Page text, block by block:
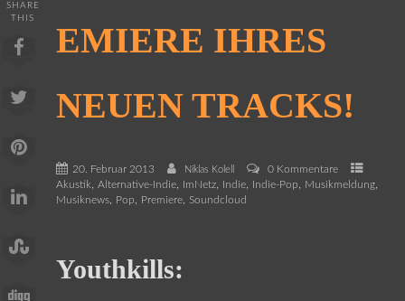
EMIERE IHRES
NEUEN TRACKS!
20. Februar 2013 Niklas Kolell
0 Kommentare
Akustik, Alternative-Indie, ImNetz, Indie, Indie-Pop, Musikmeldung,
Musiknews, Pop, Premiere, Soundcloud
SHARE
THIS
Youthkills: